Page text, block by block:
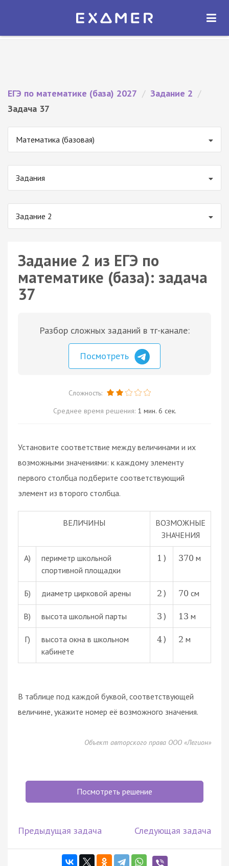
Экзамер — ЕГЭ 2027
ОТКРЫТЬ
ЕГЭ по математике (база) 2027 / Задание 2 /
Задача 37
Математика (базовая)
Задания
Задание 2
Задание 2 из ЕГЭ по
математике (база): задача
37
Разбор сложных заданий в тг-канале:
Посмотреть
Сложность:
Среднее время решения: 1 мин. 6 сек.
Установите соответствие между величинами и их
возможными значениями: к каждому элементу
первого столбца подберите соответствующий
элемент из второго столбца.
ВЕЛИЧИНЫ
ВОЗМОЖНЫЕ
ЗНАЧЕНИЯ
А)
периметр школьной
спортивной площадки
1 ) 370 м
Б) диаметр цирковой арены 2 ) 70 см
В) высота школьной парты 3 ) 13 м
Г)
высота окна в школьном
кабинете
4) 2 м
В таблице под каждой буквой, соответствующей
величине, укажите номер её возможного значения.
Объект авторского права ООО «Легион»
Посмотреть решение
Предыдущая задача Следующая задача